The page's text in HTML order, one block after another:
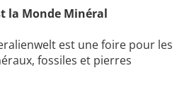
la Monde Minéral
est une foire pour les
fossiles et pierres